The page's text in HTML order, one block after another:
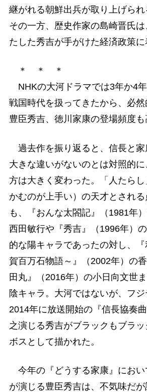
継がれる朝鮮出兵が取り上げられ
その一方、歴史作家の島崎晋氏
たした秀吉が手がけた経済政策に
＊ ＊ ＊
NHKの大河ドラマでは3年か4
戦国時代を扱ってきたから、必然
豊臣秀吉、徳川家康の登場頻度も
過去作を振り返ると、信長と家
大きな違いがないのとは対照的
方は大きく変わった。「人たら
かむのが上手い）の天才とされ
も、『おんな太閤記』（1981年
西田敏行や『秀吉』（1996年）
的な陽キャラであったの対し、
賀百万石物語～』（2002年）の
田丸』（2016年）の小日向文世
陰キャラ。大河ではないが、フ
2014年に放送開始の『信長協奏
之演じる秀吉がブラックもブラ
ボスとして描かれた。
今年の『どうする家康』におい
が演じる豊臣秀吉は、不気味だが